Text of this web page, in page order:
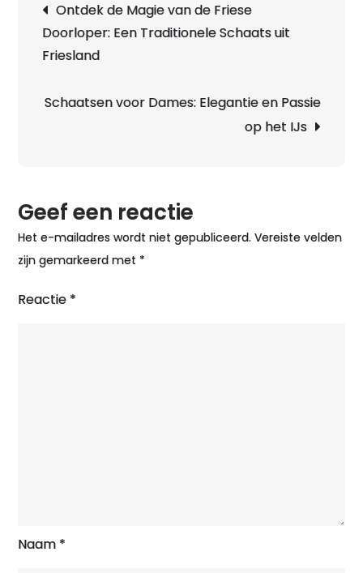
Ontdek de Magie van de Friese
Doorloper: Een Traditionele Schaats uit
Friesland
Schaatsen voor Dames: Elegantie en Passie
op het IJs
Geef een reactie
Het e-mailadres wordt niet gepubliceerd. Vereiste velden
zijn gemarkeerd met *
Reactie *
Naam *